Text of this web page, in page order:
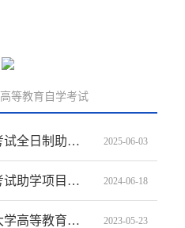
高等教育自学考试
2025年高等教育自学考试全日制助学项目招生简章 2025-06-03
2024年高等教育自学考试助学项目招生简章 2024-06-18
2023年南京航空航天大学高等教育自学考试助学项目招生简章 2023-05-23